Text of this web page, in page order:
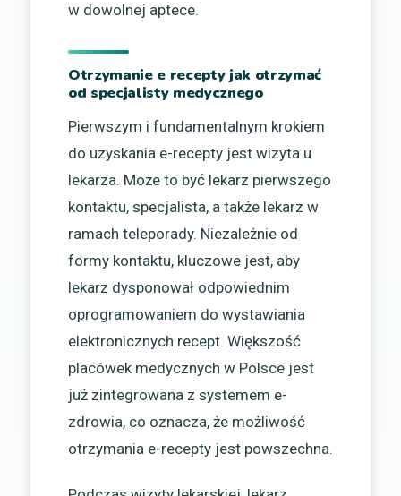
w dowolnej aptece.
Otrzymanie e recepty jak otrzymać
od specjalisty medycznego
Pierwszym i fundamentalnym krokiem
do uzyskania e-recepty jest wizyta u
lekarza. Może to być lekarz pierwszego
kontaktu, specjalista, a także lekarz w
ramach teleporady. Niezależnie od
formy kontaktu, kluczowe jest, aby
lekarz dysponował odpowiednim
oprogramowaniem do wystawiania
elektronicznych recept. Większość
placówek medycznych w Polsce jest
już zintegrowana z systemem e-
zdrowia, co oznacza, że możliwość
otrzymania e-recepty jest powszechna.